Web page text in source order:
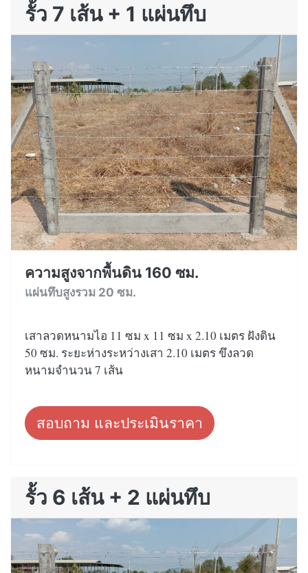
รั้ว 7 เส้น + 1 แผ่นทึบ
ความสูงจากพื้นดิน 160 ซม.
แผ่นทึบสูงรวม 20 ซม.
เสาลวดหนามไอ 11 ซม x 11 ซม x 2.10 เมตร ฝังดิน
50 ซม. ระยะห่างระหว่างเสา 2.10 เมตร ขึงลวด
หนามจำนวน 7 เส้น
สอบถาม และประเมินราคา
รั้ว 6 เส้น + 2 แผ่นทึบ